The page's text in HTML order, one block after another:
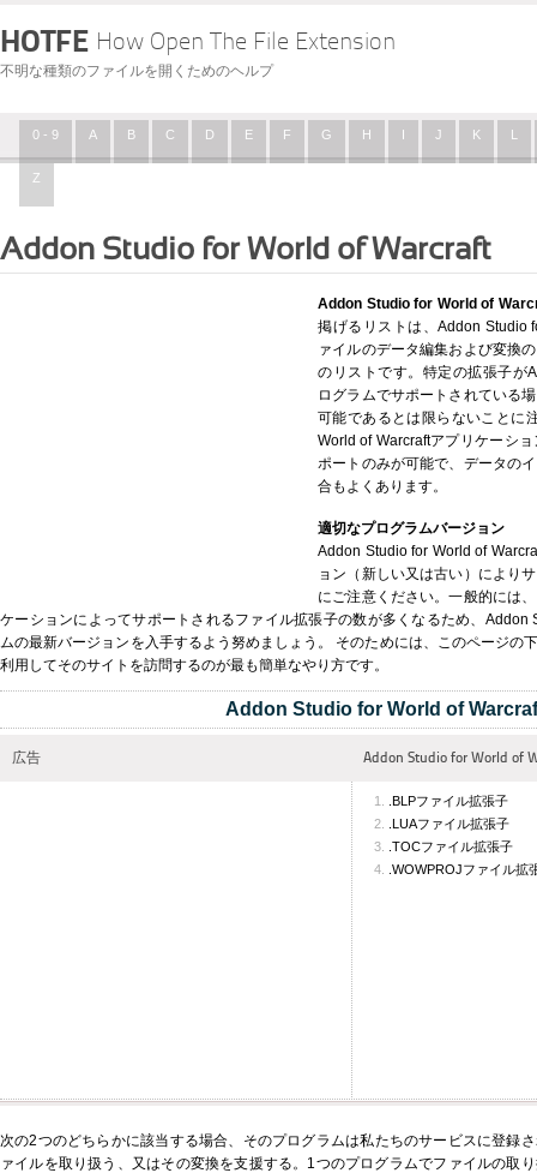
HOTFE How Open The File Extension
不明な種類のファイルを開くためのヘルプ
0 - 9 A B C D E F G H I J K L
Z
Addon Studio for World of Warcraft
Addon Studio for World of
掲げるリストは、Addon Studio
ァイルのデータ編集および変換
のリストです。特定の拡張子が
ログラムでサポートされている
可能であるとは限らないことに
World of Warcraftアプリケーシ
ポートのみが可能で、データの
合もよくあります。
適切なプログラムバージョン
Addon Studio for World of
ョン（新しい又は古い）により
にご注意ください。一般的には
ケーションによってサポートされるファイル拡張子の数が多くなるため、Addon
ムの最新バージョンを入手するよう努めましょう。 そのためには、このページの
利用してそのサイトを訪問するのが最も簡単なやり方です。
Addon Studio for World of
広告 Addon Studio for World of
.BLPファイル拡張子
.LUAファイル拡張子
.TOCファイル拡張子
.WOWPROJファイル拡
次の2つのどちらかに該当する場合、そのプログラムは私たちのサービスに登
ァイルを取り扱う、又はその変換を支援する。1つのプログラムでファイルの取